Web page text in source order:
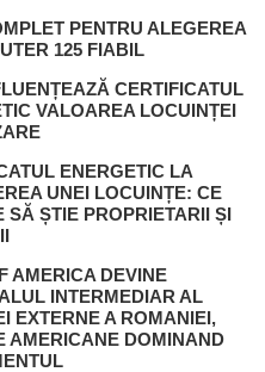
PENTRU ALEGEREA
125 FIABIL
CERTIFICATUL
VALOAREA LOCUINȚEI
ENERGETIC LA
UNEI LOCUINȚE: CE
SĂ ȘTIE PROPRIETARII ȘI
AMERICA DEVINE
INTERMEDIAR AL
EXTERNE A ROMANIEI,
AMERICANE DOMINAND